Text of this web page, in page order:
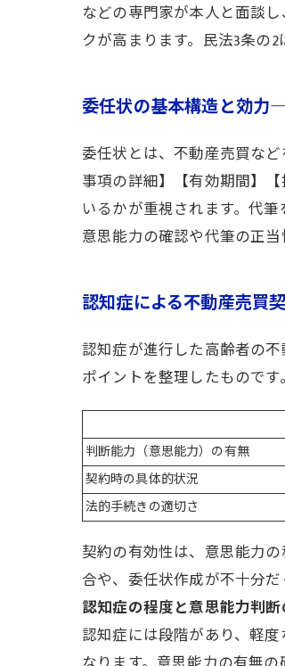
などの専門家が本人と面談
クが高まります。民法3条の
委任状の基本構造と効力
委任状とは、不動産売買な
事項の詳細】【有効期間】
いるかが重視されます。代
意思能力の確認や代筆の正
認知症による不動産売買
認知症が進行した高齢者の
ポイントを整理したものです。
判断能力（意思能力）の有無
契約時の具体的状況
法的手続きの適切さ
契約の有効性は、意思能力
合や、委任状作成が不十分
認知症の程度と意思能力判
認知症には段階があり、軽